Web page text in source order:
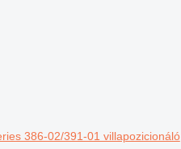
386-02/391-01 villapozicionáló